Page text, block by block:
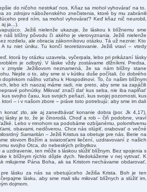
do ničoho nestrkať nos. Kňaz sa mohol vyhovárať na to,
zo zdrojov náboženského znečistenia, ktoré by mu zabránili
pred ním, sa mohol vyhovárať? Keď kňaz nič neurobil,
ja...).
Ježiš nielenže ukazuje, že láskou k blížnemu sme
blížny pôvodu či akého je vierovyznania. Ježiš nielenže
rozdielu, ale obracia zákonníkovu otázku. Tá už neznie: Kto
tu niet úniku. Tu končí teoretizovanie. Ježiš vraví – vtedy
ktorá by otázku uzavrela, vyčerpala, lebo pri prikázaní lásky
je odbytý. V láske vždy zostávame dlžníkmi. Predsa,
zmysle Ježišovom neznamená, že sa nám blížny stane
Nejde o to, aby sme si v kútiku duše počítali, čo dobrého
nášho vzťahu k Hospodinovi. To, čo našim blížnym
lebo ich naozaj máme radi, nie preto, aby sme sa zapáčili
pohnútky. Milovať značí dať kus seba, nie iba napĺňať
svojho času, kus svojich peňazí, kus svojej pozornosti, kus
– i v našom zbore – práve toto potrebujú: aby sme im dali
konať zlo, ale aj zanedbávať konanie dobra (por. Jk 4,17),
lásky je to, že je činorodá. Choď a rob – čiň podobne, vraví
Lebo v mnohom sa podobáme ozbíjanému, polomŕtvemu
obavami, nedôverou. Chce nás olúpiť, orabovať o večné
Samaritán – Ježiš Kristus sa obetuje pre nás. Berie na
slovom Božím a sviatosťami liečení, uzdravovaní z našich
svojho Otca, do nebeských príbytkov.
uzdravenie, ten môže s láskou slúžiť blížnym. Bez spojenia s
k blížnym rýchlo dôjde dych. Nedokážeme v nej vytrvať. K
Pána Boha, ak sa Kristom nechávame obdarovať,
lásku za nás sa obetujúceho Ježiša Krista. Boh je ten
lásku, aby sme mali silu milovať blížnych a slúžiť im,
dojmom.